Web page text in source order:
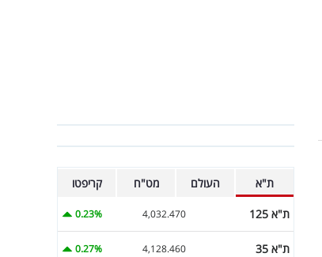
ת"א העולם מט"ח קריפטו
ת"א 125 4,032.470
0.23%
ת"א 35 4,128.460
0.27%